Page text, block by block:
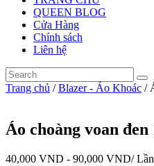
QUEEN BLOG
Cửa Hàng
Chính sách
Liên hệ
Trang chủ /Blazer - Áo Khoác /
Áo choàng voan đen
40,000 VND - 90,000 VND/